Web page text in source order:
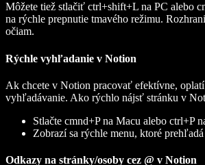
Môžete tiež stlačiť ctrl+shift+L na PC alebo
na rýchle prepnutie tmavého režimu.
očiam.
Rýchle vyhľadanie v Notion
Ak chcete v Notion pracovať efektívne,
vyhľadávanie. Ako rýchlo nájsť stránku v
Stlačte cmnd+P na Macu alebo ctrl+P
Zobrazí sa rýchle menu, ktoré
Odkazy na stránky/osoby cez @ v Notion